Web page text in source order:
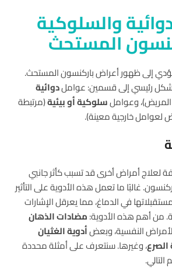
والسلوكية
المستحث
إلى ظهور أعراض باركنسون المستحث.
رئيسي إلى قسمين: عواملدوائية
المريض)، وعواملسلوكية أو بيئية(مرتبطة
لعوامل خارجية معينة).
لعلاج أمراض أخرى قد تسبب كأثر جانبي
غالبًا ما تعمل هذه الأدوية على التأثير
في الدماغ، مما يعرقل الإشارات
من أهم هذه الأدوية:مضادات الذهان
النفسية، وبعضأدوية الغثيان
الصرع، وغيرها. سنتعرف على أمثلة محددة